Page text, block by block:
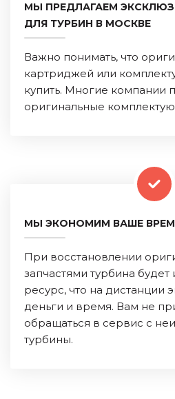
МЫ ПРЕДЛАГАЕМ
ДЛЯ ТУРБИН В МОСКВЕ
Важно понимать, что
картриджей или
купить. Многие компании
оригинальные
МЫ ЭКОНОМИМ ВАШЕ
При восстановлении
запчастями турбина будет
ресурс, что на дистанции
деньги и время. Вам не
обращаться в сервис с
турбины.